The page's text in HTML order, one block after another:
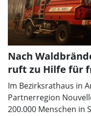
Nach
ruft zu Hilfe für
Im Bezirksrathaus in
Partnerregion
200.000 Menschen in